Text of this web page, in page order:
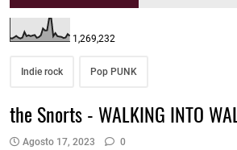
1,269,232
Indie rock Pop PUNK
the Snorts - WALKING INTO
Agosto 17, 2023 0